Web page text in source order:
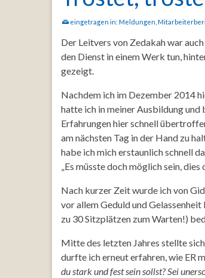
eingetragen in: Meldungen
Der Leitvers von Zedakah war
den Dienst in einem Werk tun,
gezeigt.
Nachdem ich im Dezember 2014
hatte ich in meiner Ausbildung und
Erfahrungen hier schnell
am nächsten Tag in der Hand zu
habe ich mich erstaunlich schnell
„Es müsste doch möglich sein,
Nach kurzer Zeit wurde ich von
vor allem Geduld und
zu 30 Sitzplätzen zum Warten!)
Mitte des letzten Jahres stellte
durfte ich erneut erfahren, wie ER
du stark und fest sein sollst? Sei